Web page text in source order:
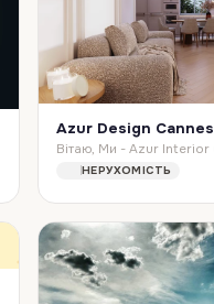
Azur Design Сannes
НЕРУХОМІСТЬ